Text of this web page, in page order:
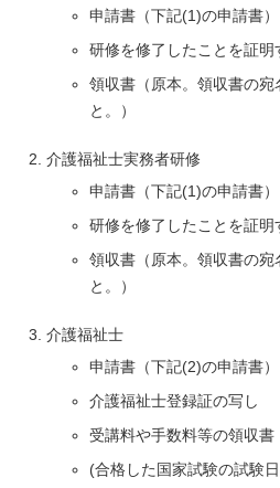
申請書（下記(1)の申請書）
研修を修了したことを証明
領収書（原本。領収書の宛
と。）
介護福祉士実務者研修
申請書（下記(1)の申請書）
研修を修了したことを証明
領収書（原本。領収書の宛
と。）
介護福祉士
申請書（下記(2)の申請書）
介護福祉士登録証の写し
受講料や手数料等の領収書
(合格した国家試験の試験